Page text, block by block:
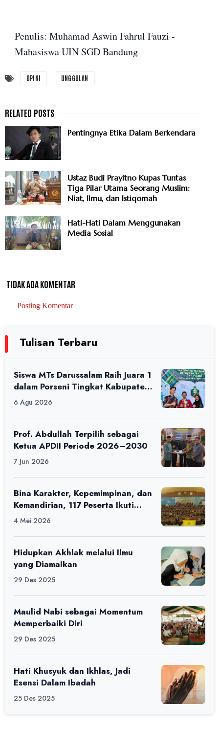
Penulis: Muhamad Aswin Fahrul Fauzi -
Mahasiswa UIN SGD Bandung
OPINI UNGGULAN
Pentingnya Etika Dalam Berkendara
Ustaz Budi Prayitno Kupas Tuntas
Tiga Pilar Utama Seorang Muslim:
Niat, Ilmu, dan Istiqomah
Hati-Hati Dalam Menggunakan
Media Sosial
TIDAK ADA KOMENTAR
Posting Komentar
Tulisan Terbaru
Siswa MTs Darussalam Raih Juara 1
dalam Porseni Tingkat Kabupaten
6 Agu 2026
Prof. Abdullah Terpilih sebagai
Ketua APDII Periode 2026–2030
7 Jun 2026
Bina Karakter, Kepemimpinan, dan
Kemandirian, 117 Peserta Ikuti
Alfaro Camp di MAN 1 Darussalam
4 Mei 2026
Hidupkan Akhlak melalui Ilmu
yang Diamalkan
29 Des 2025
Maulid Nabi sebagai Momentum
Memperbaiki Diri
29 Des 2025
Hati Khusyuk dan Ikhlas, Jadi
Esensi Dalam Ibadah
25 Des 2025